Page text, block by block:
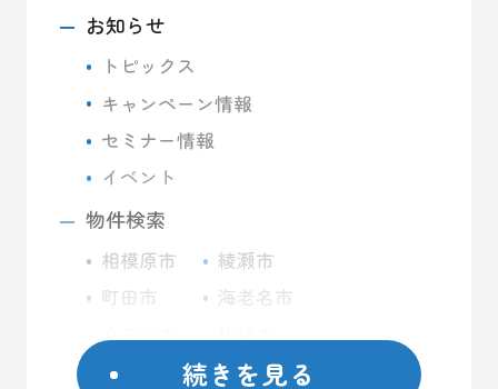
お知らせ
トピックス
キャンペーン情報
セミナー情報
イベント
物件検索
相模原市
町田市
八王子市
座間市
綾瀬市
海老名市
川崎市
藤沢市
続きを見る